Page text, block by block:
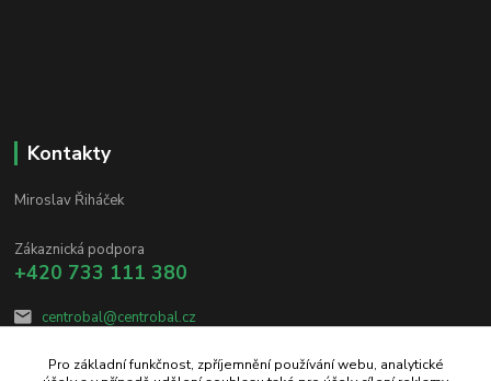
Kontakty
Miroslav Řiháček
Zákaznická podpora
+420 733 111 380
centrobal@centrobal.cz
Pro základní funkčnost, zpříjemnění používání webu, analytické